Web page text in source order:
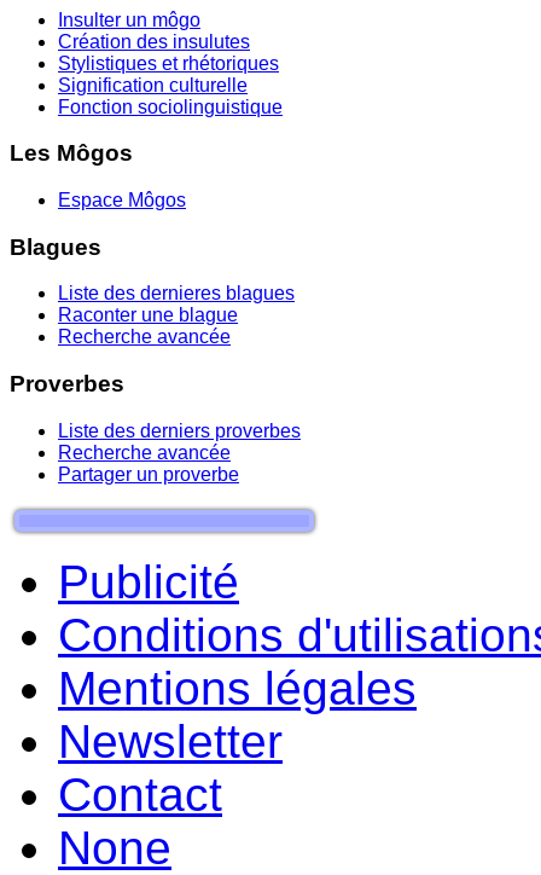
Insulter un môgo
Création des insulutes
Stylistiques et rhétoriques
Signification culturelle
Fonction sociolinguistique
Les Môgos
Espace Môgos
Blagues
Liste des dernieres blagues
Raconter une blague
Recherche avancée
Proverbes
Liste des derniers proverbes
Recherche avancée
Partager un proverbe
Publicité
Conditions
Mentions légales
Newsletter
Contact
None